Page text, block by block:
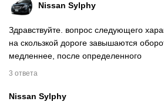
Nissan Sylphy
Здравствуйте. вопрос следующего
на скользкой дороге завышаются
медленнее, после определенного
3 ответа
Nissan Sylphy